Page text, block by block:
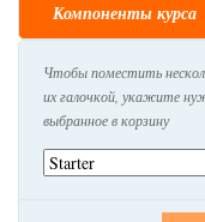
Компоненты курса
Чтобы поместить
их галочкой, укажите
выбранное в корзину